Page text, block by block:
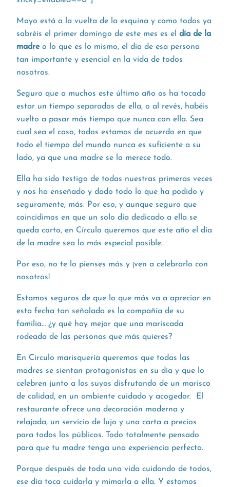
Mayo está a la vuelta de la esquina y como todos ya
sabréis el primer domingo de este mes es el día de la
madreo lo que es lo mismo, el día de esa persona
tan importante y esencial en la vida de todos
nosotros.
Seguro que a muchos este último año os ha tocado
estar un tiempo separados de ella, o al revés, habéis
vuelto a pasar más tiempo que nunca con ella. Sea
cual sea el caso, todos estamos de acuerdo en que
todo el tiempo del mundo nunca es suficiente a su
lado, ya que una madre se lo merece todo.
Ella ha sido testigo de todas nuestras primeras veces
y nos ha enseñado y dado todo lo que ha podido y
seguramente, más. Por eso, y aunque seguro que
coincidimos en que un solo día dedicado a ella se
queda corto, en Círculo queremos que este año el día
de la madre sea lo más especial posible.
Por eso, no te lo pienses más y ¡ven a celebrarlo con
nosotros!
Estamos seguros de que lo que más va a apreciar en
esta fecha tan señalada es la compañía de su
familia… ¿y qué hay mejor que una mariscada
rodeada de las personas que más quieres?
En Círculo marisquería queremos que todas las
madres se sientan protagonistas en su día y que lo
celebren junto a los suyos disfrutando de un marisco
de calidad, en un ambiente cuidado y acogedor. El
restaurante ofrece una decoración moderna y
relajada, un servicio de lujo y una carta a precios
para todos los públicos. Todo totalmente pensado
para que tu madre tenga una experiencia perfecta.
Porque después de toda una vida cuidando de todos,
ese día toca cuidarla y mimarla a ella. Y estamos